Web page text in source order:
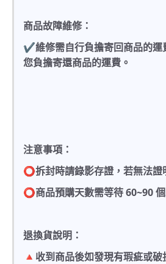
商品故障維修：
✔維修需自行負擔寄回商品的運
您負擔寄還商品的運費。
注意事項：
⭕️拆封時請錄影存證，若無法證
⭕️商品預購天數需等待 60~90
退換貨說明：
🔺收到商品後如發現有瑕疵或